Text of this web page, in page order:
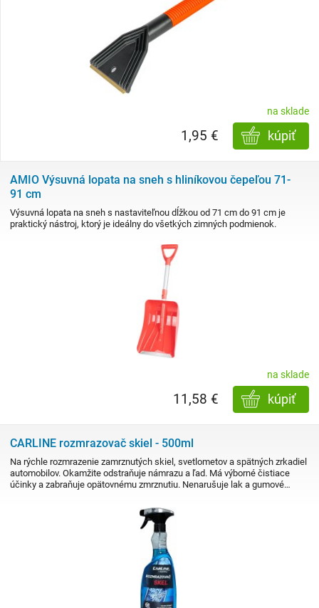
na sklade
kúpiť
1,95 €
AMIO Výsuvná lopata na sneh s hliníkovou čepeľou 71-
91 cm
Výsuvná lopata na sneh s nastaviteľnou dĺžkou od 71 cm do 91 cm je
praktický nástroj, ktorý je ideálny do všetkých zimných podmienok.
na sklade
kúpiť
11,58 €
CARLINE rozmrazovač skiel - 500ml
Na rýchle rozmrazenie zamrznutých skiel, svetlometov a spätných zrkadiel
automobilov. Okamžite odstraňuje námrazu a ľad. Má výborné čistiace
účinky a zabraňuje opätovnému zmrznutiu. Nenarušuje lak a gumové…